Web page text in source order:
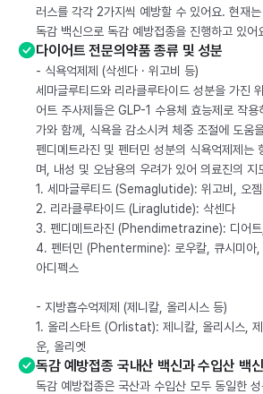
러스를 각각 2가지씩 예방할 수 있어요. 현재
독감 백신으로 독감 예방접종을 진행하고 있어
다이어트 전문의약품 종류 및 성분
- 식욕억제제 (삭센다 · 위고비 등)
세마글루티드와 리라클루타이드 성분을 가진
어트 주사제들은 GLP-1 수용체 효능제로 작
가와 함께, 식욕을 감소시켜 체중 조절에 도움
펜디메트라진 및 펜터민 성분의 식욕억제제는
며, 내성 및 오남용의 우려가 있어 의료진의 지
1. 세마글루티드 (Semaglutide): 위고비, 오젬
2. 리라클루타이드 (Liraglutide): 삭센다
3. 펜디메트라진 (Phendimetrazine): 디어트
4. 펜터민 (Phentermine): 로우칼, 큐시미아,
아디펙스
- 지방흡수억제제 (제니칼, 올리시스 등)
1. 올리스타트 (Orlistat): 제니칼, 올리시스,
운, 올리엣
독감 예방접종 국내산 백신과 수입산 백신
독감 예방접종은 국산과 수입산 모두 동일한